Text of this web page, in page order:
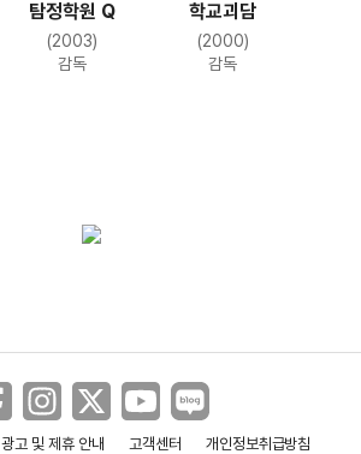
탐정학원 Q
(2003)
감독
학교괴담
(2000)
감독
광고 및 제휴 안내 고객센터
개인정보취급방침